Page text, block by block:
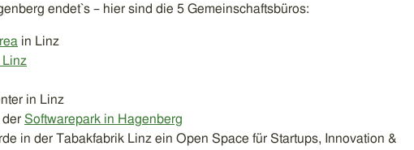
endet`s – hier sind die 5 Gemeinschaftsbüros:
in Linz
in Linz
der Softwarepark in Hagenberg
in der Tabakfabrik Linz ein Open Space für Startups, Innovation &